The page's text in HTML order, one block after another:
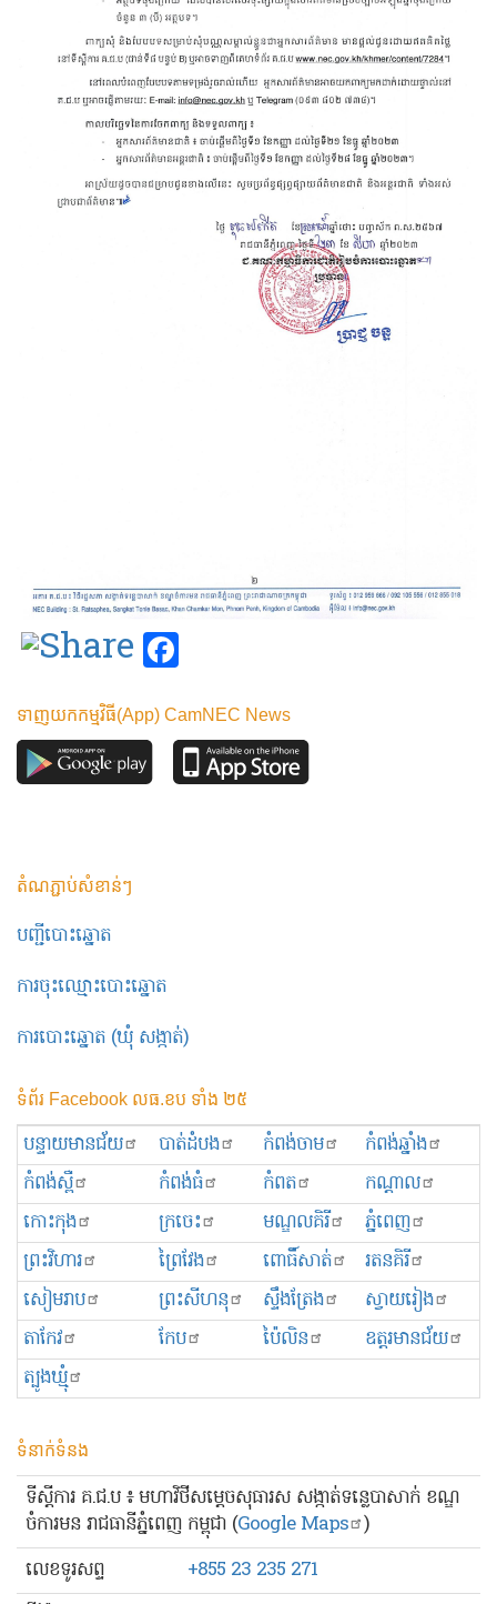
ទាញយកកម្មវិធី(App) CamNEC News
តំណភ្ជាប់សំខាន់ៗ
បញ្ជីបោះឆ្នោត
ការចុះឈ្មោះបោះឆ្នោត
ការបោះឆ្នោត (ឃុំ សង្កាត់)
ទំព័រ Facebook លធ.ខប ទាំង ២៥
បន្ទាយមានជ័យ បាត់ដំបង កំពង់ចាម
កំពង់ឆ្នាំង
កំពង់ស្ពឺ
កំពង់ធំ កំពត
កណ្ដាល
កោះកុង
ក្រចេះ មណ្ឌលគិរី
ភ្នំពេញ
ព្រះ​វិហារ
ព្រៃវែង ពោធិ៍សាត់
រតនគិរី
សៀមរាប
ព្រះសីហនុ ស្ទឹងត្រែង
ស្វាយរៀង
តាកែវ
កែប ប៉ៃលិន
ឧត្ដរមានជ័យ
ត្បូងឃ្មុំ
ទំនាក់ទំនង
ទីស្ដីការ គ.ជ.ប ៖ មហាវិថីសម្ដេចសុធារស សង្កាត់ទន្លេបាសាក់ ខណ្ឌ
ចំការមន រាជធានីភ្នំពេញ កម្ពុជា (Google Maps )
លេខ​ទូរសព្ទ
+855 23 235 271